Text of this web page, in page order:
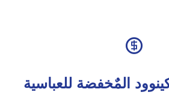

المٌخفضة للعباسية